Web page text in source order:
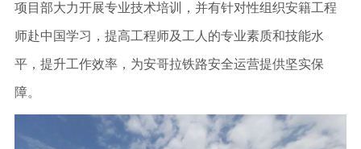
项目部大力开展专业技术培训，并有针对性组织安籍工程
师赴中国学习，提高工程师及工人的专业素质和技能水
平，提升工作效率，为安哥拉铁路安全运营提供坚实保
障。